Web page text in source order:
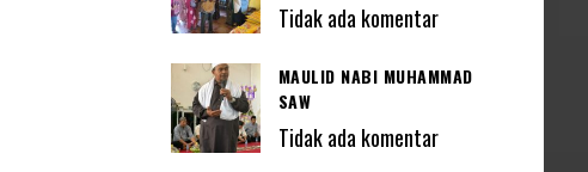
Tidak ada komentar
MAULID NABI MUHAMMAD
SAW
Tidak ada komentar